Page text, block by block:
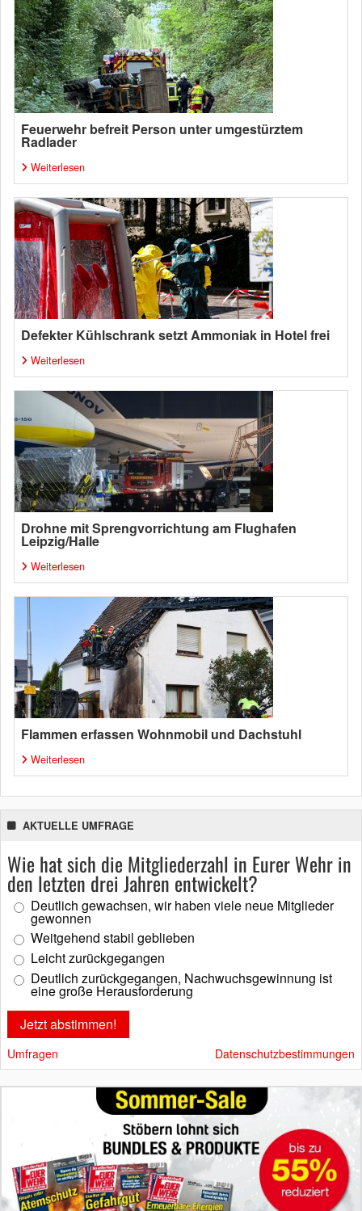
Feuerwehr befreit Person unter umgestürztem
Radlader
Weiterlesen
Defekter Kühlschrank setzt Ammoniak in Hotel frei
Weiterlesen
Drohne mit Sprengvorrichtung am Flughafen
Leipzig/Halle
Weiterlesen
Flammen erfassen Wohnmobil und Dachstuhl
Weiterlesen
AKTUELLE UMFRAGE
Wie hat sich die Mitgliederzahl in Eurer Wehr in
den letzten drei Jahren entwickelt?
Deutlich gewachsen, wir haben viele neue Mitglieder
gewonnen
Weitgehend stabil geblieben
Leicht zurückgegangen
Deutlich zurückgegangen, Nachwuchsgewinnung ist
eine große Herausforderung
Umfragen Datenschutzbestimmungen